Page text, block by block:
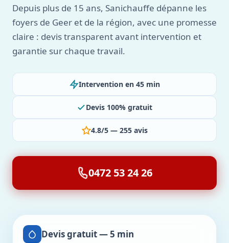
Depuis plus de 15 ans, Sanichauffe dépanne les
foyers de Geer et de la région, avec une promesse
claire : devis transparent avant intervention et
garantie sur chaque travail.
Intervention en 45 min
Devis 100% gratuit
4.8/5 — 255 avis
0472 53 24 26
Devis gratuit — 5 min